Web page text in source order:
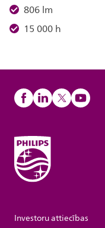
806 lm
15 000 h
Investoru attiecības